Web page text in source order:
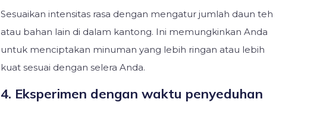
Sesuaikan intensitas rasa dengan mengatur jumlah daun teh
atau bahan lain di dalam kantong. Ini memungkinkan Anda
untuk menciptakan minuman yang lebih ringan atau lebih
kuat sesuai dengan selera Anda.
4. Eksperimen dengan waktu penyeduhan